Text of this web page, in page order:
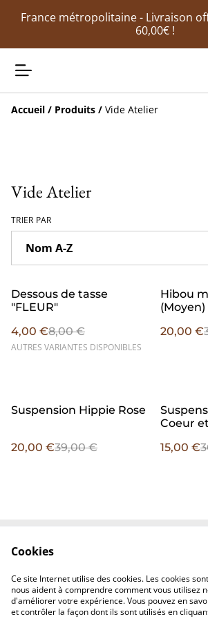
France métropolitaine - Livraison
60,00€ !
Accueil / Produits / Vide Atelier
Vide Atelier
TRIER PAR
%
Dessous de tasse
"FLEUR"
4,00 €8,00 €
AUTRES VARIANTES DISPONIBLES
%
Hibou
(Moyen)
20,00 €
%
Suspension Hippie Rose
20,00 €39,00 €
%
Coeur
15,00 €
Confidentialité
FAQ
Cookies
Ce site Internet utilise des cookies. Les cookies
nous aident à comprendre comment vous utilisez
d'améliorer votre expérience. Vous pouvez en
et contrôler la façon dont ils sont utilisés en